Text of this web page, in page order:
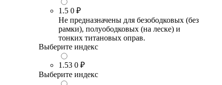
1.5 0 ₽
Не предназначены для безободковых (без
рамки), полуободковых (на леске) и
тонких титановых оправ.
Выберите индекс
1.53 0 ₽
Выберите индекс